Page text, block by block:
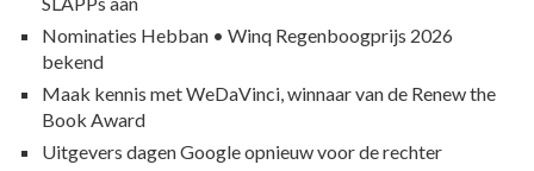
Nominaties Hebban • Winq Regenboogprijs 2026
bekend
Maak kennis met WeDaVinci, winnaar van de Renew the
Book Award
Uitgevers dagen Google opnieuw voor de rechter